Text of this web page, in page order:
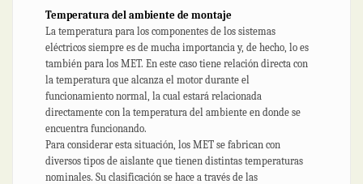
Temperatura del ambiente de montaje
La temperatura para los componentes de los sistemas
eléctricos siempre es de mucha importancia y, de hecho, lo es
también para los MET. En este caso tiene relación directa con
la temperatura que alcanza el motor durante el
funcionamiento normal, la cual estará relacionada
directamente con la temperatura del ambiente en donde se
encuentra funcionando.
Para considerar esta situación, los MET se fabrican con
diversos tipos de aislante que tienen distintas temperaturas
nominales. Su clasificación se hace a través de las